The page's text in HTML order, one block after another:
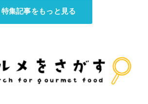
特集記事をもっと見る